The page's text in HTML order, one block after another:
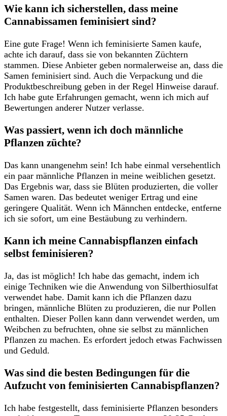
Wie kann ich‌ sicherstellen, dass meine
Cannabissamen feminisiert sind?
Eine gute ‌Frage! Wenn ich feminisierte⁤ Samen⁣ kaufe,
achte⁢ ich darauf, dass sie von⁤ bekannten Züchtern⁢
stammen. Diese Anbieter geben ⁢normalerweise an, dass⁢ die⁢
Samen⁢ feminisiert ‍sind. Auch die Verpackung und die
Produktbeschreibung geben in der⁢ Regel⁣ Hinweise darauf.
Ich habe ​gute Erfahrungen gemacht, wenn ich mich⁤ auf
Bewertungen anderer Nutzer​ verlasse.
Was passiert, wenn ​ich doch männliche
Pflanzen züchte?
Das kann ​unangenehm sein! ⁤Ich habe einmal versehentlich
ein​ paar männliche Pflanzen in‌ meine⁤ weiblichen ⁣gesetzt.
Das Ergebnis war, ⁤dass sie Blüten produzierten,‍ die voller⁤
Samen waren. Das bedeutet‍ weniger Ertrag und eine​
geringere Qualität. Wenn ich Männchen entdecke, entferne
⁢ich sie sofort, ⁢um eine Bestäubung ⁤zu ⁣verhindern.
Kann ⁣ich‍ meine Cannabispflanzen einfach
selbst feminisieren?
Ja,‌ das ist möglich!​ Ich‍ habe das ​gemacht, indem ich
einige Techniken wie die Anwendung von Silberthiosulfat
verwendet habe. Damit kann ⁤ich die Pflanzen dazu
bringen, männliche⁢ Blüten zu produzieren,⁣ die nur Pollen
enthalten. Dieser Pollen kann‌ dann verwendet werden, um
⁣Weibchen zu ‍befruchten, ohne ‍sie selbst zu ​männlichen
Pflanzen ⁣zu machen. Es ⁤erfordert​ jedoch⁤ etwas Fachwissen
und Geduld.
Was sind die⁤ besten Bedingungen⁤ für die
Aufzucht von feminisierten ⁤Cannabispflanzen?
Ich​ habe festgestellt,⁤ dass‍ feminisierte Pflanzen besonders